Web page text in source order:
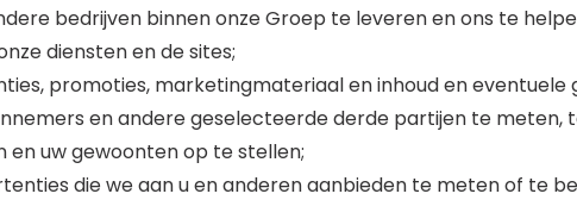
bedrijven binnen onze Groep te leveren en ons te
diensten en de sites;
promoties, marketingmateriaal en inhoud en
en andere geselecteerde derde partijen te meten,
en uw gewoonten op te stellen;
die we aan u en anderen aanbieden te meten of te